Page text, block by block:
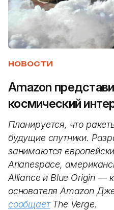
НОВОСТИ
Amazon
космический
Планируется, что
будущие спутники.
занимаются
Arianespace,
Alliance и Blue Origin —
основателя Amazon
сообщаетThe Verge.